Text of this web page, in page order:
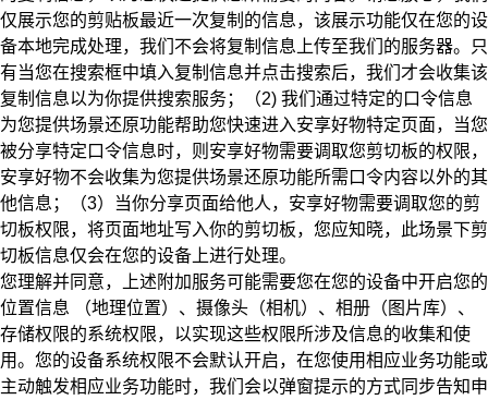
仅展示您的剪贴板最近一次复制的信息，该展示功能仅在您的设
备本地完成处理，我们不会将复制信息上传至我们的服务器。只
有当您在搜索框中填入复制信息并点击搜索后，我们才会收集该
复制信息以为你提供搜索服务；（2) 我们通过特定的口令信息
为您提供场景还原功能帮助您快速进入安享好物特定页面，当您
被分享特定口令信息时，则安享好物需要调取您剪切板的权限，
安享好物不会收集为您提供场景还原功能所需口令内容以外的其
他信息；（3）当你分享页面给他人，安享好物需要调取您的剪
切板权限，将页面地址写入你的剪切板，您应知晓，此场景下剪
切板信息仅会在您的设备上进行处理。
您理解并同意，上述附加服务可能需要您在您的设备中开启您的
位置信息 （地理位置）、摄像头（相机）、相册（图片库）、
存储权限的系统权限，以实现这些权限所涉及信息的收集和使
用。您的设备系统权限不会默认开启，在您使用相应业务功能或
主动触发相应业务功能时，我们会以弹窗提示的方式同步告知申